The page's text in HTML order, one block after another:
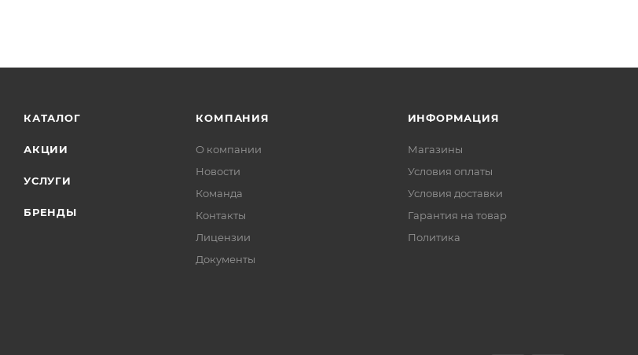
КАТАЛОГ
АКЦИИ
УСЛУГИ
БРЕНДЫ
КОМПАНИЯ
О компании
Новости
Команда
Контакты
Лицензии
Документы
ИНФОРМАЦИЯ
Магазины
Условия оплаты
Условия доставки
Гарантия на товар
Политика